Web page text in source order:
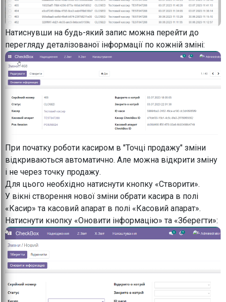
Натиснувши на будь-який запис можна перейти до
перегляду деталізованої інформації по кожній зміні:
При початку роботи касиром в "Точці продажу" зміни
відкриваються автоматично. Але можна відкрити зміну
і не через точку продажу.
Для цього необхідно натиснути кнопку «Створити».
У вікні створення нової зміни обрати касира в полі
«Касир» та касовий апарат в полі «Касовий апарат».
Натиснути кнопку «Оновити інформацію» та «Зберегти»: